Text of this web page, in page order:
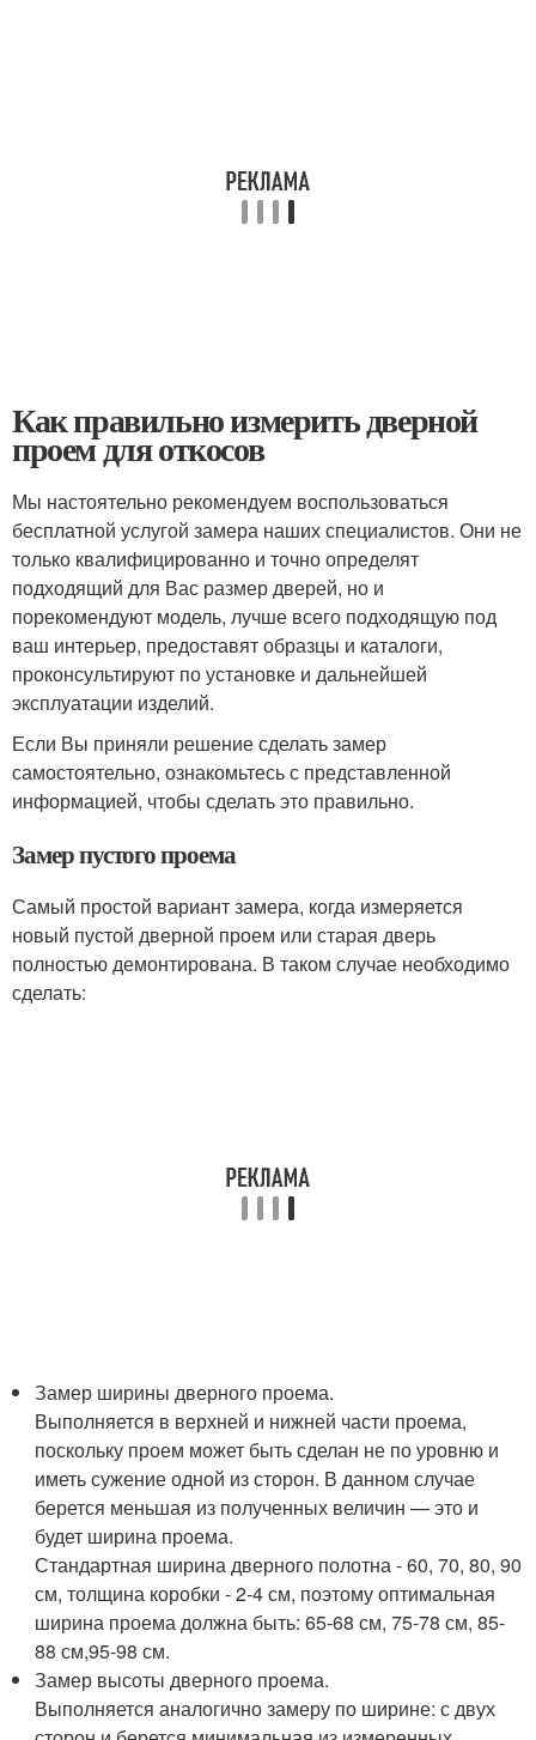
Как правильно измерить дверной
проем для откосов
Мы настоятельно рекомендуем воспользоваться
бесплатной услугой замера наших специалистов. Они не
только квалифицированно и точно определят
подходящий для Вас размер дверей, но и
порекомендуют модель, лучше всего подходящую под
ваш интерьер, предоставят образцы и каталоги,
проконсультируют по установке и дальнейшей
эксплуатации изделий.
Если Вы приняли решение сделать замер
самостоятельно, ознакомьтесь с представленной
информацией, чтобы сделать это правильно.
Замер пустого проема
Самый простой вариант замера, когда измеряется
новый пустой дверной проем или старая дверь
полностью демонтирована. В таком случае необходимо
сделать:
Замер ширины дверного проема.
Выполняется в верхней и нижней части проема,
поскольку проем может быть сделан не по уровню и
иметь сужение одной из сторон. В данном случае
берется меньшая из полученных величин — это и
будет ширина проема.
Стандартная ширина дверного полотна - 60, 70, 80, 90
см, толщина коробки - 2-4 см, поэтому оптимальная
ширина проема должна быть: 65-68 см, 75-78 см, 85-
88 см,95-98 см.
Замер высоты дверного проема.
Выполняется аналогично замеру по ширине: с двух